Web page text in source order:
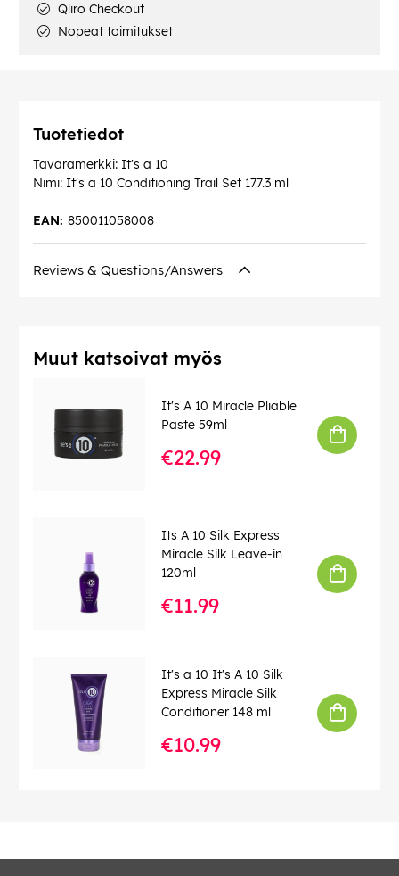
Qliro Checkout
Nopeat toimitukset
Tuotetiedot
Tavaramerkki: It's a 10
Nimi: It's a 10 Conditioning Trail Set 177.3 ml
850011058008
EAN:
Reviews & Questions/Answers
Muut katsoivat myös
It's A 10 Miracle Pliable
Paste 59ml
€22.99
Its A 10 Silk Express
Miracle Silk Leave-in
120ml
€11.99
It's a 10 It's A 10 Silk
Express Miracle Silk
Conditioner 148 ml
€10.99